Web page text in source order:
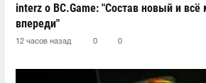
interz о BC.Game: "Состав новый и
впереди"
12 часов назад 0 0